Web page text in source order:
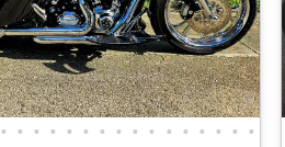
• • • • • • • • • • • • • • • •